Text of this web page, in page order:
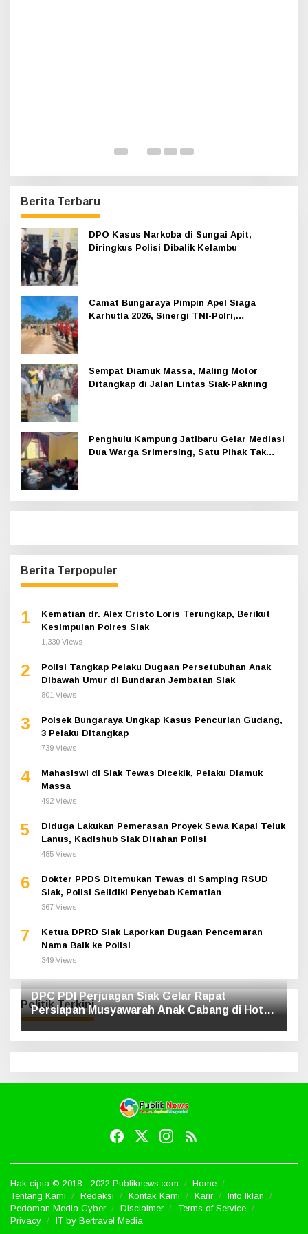
Berita Terbaru
DPO Kasus Narkoba di Sungai Apit,
Diringkus Polisi Dibalik Kelambu
Camat Bungaraya Pimpin Apel Siaga
Karhutla 2026, Sinergi TNI-Polri,
Sempat Diamuk Massa, Maling Motor
Ditangkap di Jalan Lintas Siak-Pakning
Penghulu Kampung Jatibaru Gelar Mediasi
Dua Warga Srimersing, Satu Pihak Tak
Berita Terpopuler
1
Kematian dr. Alex Cristo Loris Terungkap, Berikut
Kesimpulan Polres Siak
1,330 Views
2
Polisi Tangkap Pelaku Dugaan Persetubuhan Anak
Dibawah Umur di Bundaran Jembatan Siak
801 Views
3
Polsek Bungaraya Ungkap Kasus Pencurian Gudang,
3 Pelaku Ditangkap
739 Views
4
Mahasiswi di Siak Tewas Dicekik, Pelaku Diamuk
Massa
492 Views
5
Diduga Lakukan Pemerasan Proyek Sewa Kapal Teluk
Lanus, Kadishub Siak Ditahan Polisi
485 Views
6
Dokter PPDS Ditemukan Tewas di Samping RSUD
Siak, Polisi Selidiki Penyebab Kematian
367 Views
7
Ketua DPRD Siak Laporkan Dugaan Pencemaran
Nama Baik ke Polisi
349 Views
Politik Terkini
DPC PDI Perjuagan Siak Gelar Rapat
Persiapan Musyawarah Anak Cabang di Hotel
Luxe
Hak cipta © 2018 - 2022 Publiknews.com
Home
Tentang Kami
Redaksi Kontak Kami Karir
Info Iklan
Pedoman Media Cyber
Disclaimer
Terms of Service
Privacy
IT by Bertravel Media